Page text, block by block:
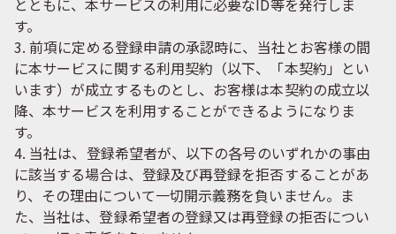
とともに、本サービスの利用に必要なID等を発行しま
す。
3. 前項に定める登録申請の承認時に、当社とお客様の間
に本サービスに関する利用契約（以下、「本契約」とい
います）が成立するものとし、お客様は本契約の成立以
降、本サービスを利用することができるようになりま
す。
4. 当社は、登録希望者が、以下の各号のいずれかの事由
に該当する場合は、登録及び再登録を拒否することがあ
り、その理由について一切開示義務を負いません。ま
た、当社は、登録希望者の登録又は再登録の拒否につい